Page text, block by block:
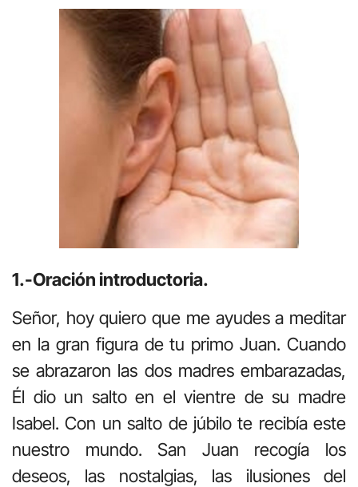
1.-Oración introductoria.
Señor, hoy quiero que me ayudes a meditar
en la gran figura de tu primo Juan. Cuando
se abrazaron las dos madres embarazadas,
Él dio un salto en el vientre de su madre
Isabel. Con un salto de júbilo te recibía este
nuestro mundo. San Juan recogía los
deseos, las nostalgias, las ilusiones del